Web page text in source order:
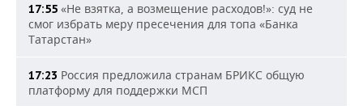
17:55 «Не взятка, а возмещение расходов!»: суд не
смог избрать меру пресечения для топа «Банка
Татарстан»
17:23 Россия предложила странам БРИКС общую
платформу для поддержки МСП